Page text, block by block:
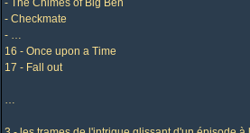
- The Chimes of Big Ben
- Checkmate
- …
16 - Once upon a Time
17 - Fall out
…